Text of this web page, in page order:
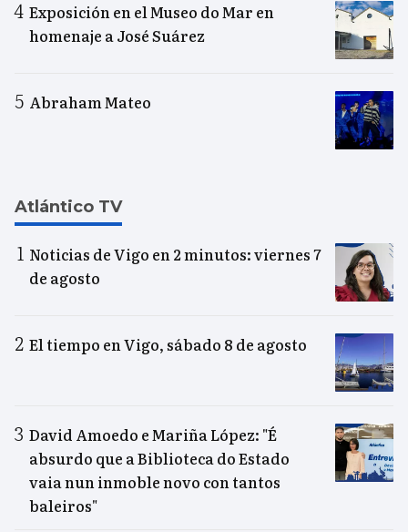
Exposición en el Museo do Mar en
homenaje a José Suárez
Abraham Mateo
Atlántico TV
Noticias de Vigo en 2 minutos: viernes 7
de agosto
El tiempo en Vigo, sábado 8 de agosto
David Amoedo e Mariña López: "É
absurdo que a Biblioteca do Estado
vaia nun inmoble novo con tantos
baleiros"